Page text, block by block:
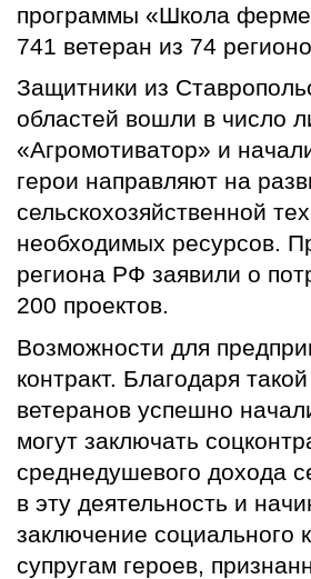
программы «Школа
741 ветеран из 74
Защитники из
областей вошли в число
«Агромотиватор» и
герои направляют на
сельскохозяйственной
необходимых ресурсов.
региона РФ заявили о
200 проектов.
Возможности для
контракт. Благодаря
ветеранов успешно
могут заключать
среднедушевого дохода
в эту деятельность и
заключение социального
супругам героев,